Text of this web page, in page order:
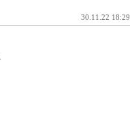
30.11.22 18:29